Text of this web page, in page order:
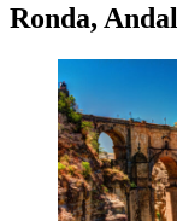
Ronda,